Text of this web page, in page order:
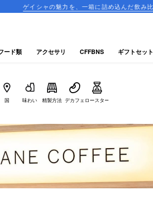
力を、一箱に詰め込んだ飲み比べセットが登場！
国 味わい 精製方法 デカフェロースター
ード類 アクセサリ CFFBNS ギフトセット